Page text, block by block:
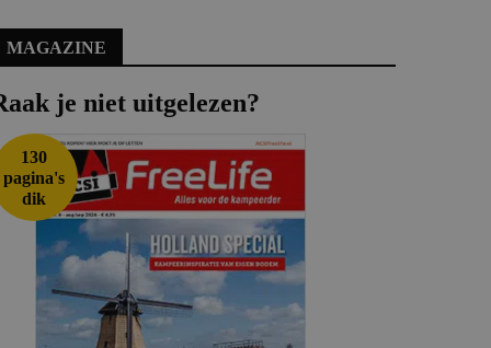
MAGAZINE
je niet uitgelezen?
130
pagina's
dik